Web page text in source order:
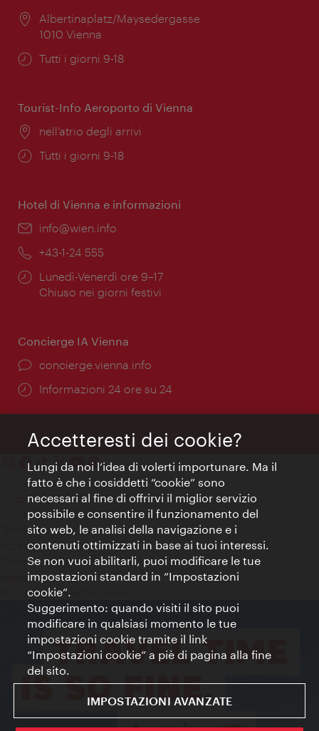
Posizione:
Albertinaplatz/Maysedergasse
1010 Vienna
Orari
Tutti i giorni 9-18
Tourist-Info Aeroporto di Vienna
Posizione:
nell’atrio degli arrivi
Orari
Tutti i giorni 9-18
Hotel di Vienna e informazioni
Email:
info@wien.info
Telefono:
+43-1-24 555
Orari
di
Lunedì-Venerdì ore 9–17
Chiuso nei giorni festivi
Concierge IA Vienna
Ort:
concierge.vienna.info
Öffnungszeiten:
Informazioni 24 ore su 24
Contatti
Colophon
Dichiarazione sulla protezione dei dati
Terms of Use
Accessibilità
Contatto stampa
Impostazioni cookie
© Copyright WienTourismus
Accetteresti dei cookie?
Lungi da noi l’idea di volerti importunare. Ma il
fatto è che i cosiddetti “cookie” sono
necessari al fine di offrirvi il miglior servizio
possibile e consentire il funzionamento del
sito web, le analisi della navigazione e i
contenuti ottimizzati in base ai tuoi interessi.
Se non vuoi abilitarli, puoi modificare le tue
impostazioni standard in “Impostazioni
cookie”.
Suggerimento: quando visiti il sito puoi
modificare in qualsiasi momento le tue
impostazioni cookie tramite il link
“Impostazioni cookie” a piè di pagina alla fine
del sito.
IMPOSTAZIONI AVANZATE